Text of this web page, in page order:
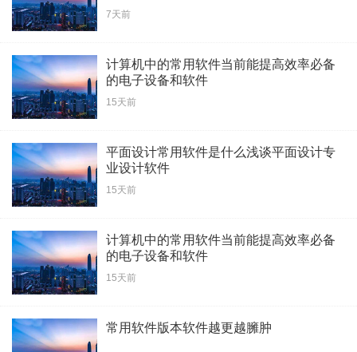
7天前
计算机中的常用软件当前能提高效率必备
的电子设备和软件
15天前
平面设计常用软件是什么浅谈平面设计专
业设计软件
15天前
计算机中的常用软件当前能提高效率必备
的电子设备和软件
15天前
常用软件版本软件越更越臃肿